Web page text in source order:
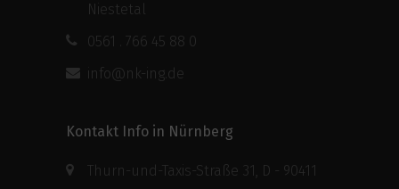
Niestetal
0561 . 766 45 88 0
info@nk-ing.de
Kontakt Info in Nürnberg
Thurn-und-Taxis-Straße 31, D - 90411